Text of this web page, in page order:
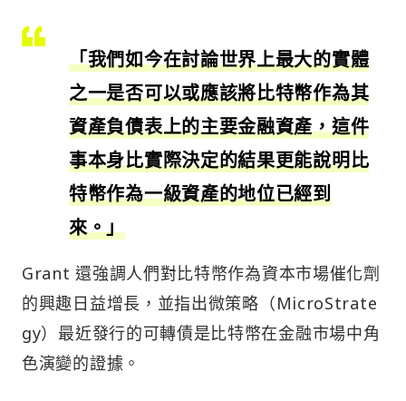
「我們如今在討論世界上最大的實體
之一是否可以或應該將比特幣作為其
資產負債表上的主要金融資產，這件
事本身比實際決定的結果更能說明比
特幣作為一級資產的地位已經到
來。」
Grant 還強調人們對比特幣作為資本市場催化劑
的興趣日益增長，並指出微策略（MicroStrate
gy）最近發行的可轉債是比特幣在金融市場中角
色演變的證據。